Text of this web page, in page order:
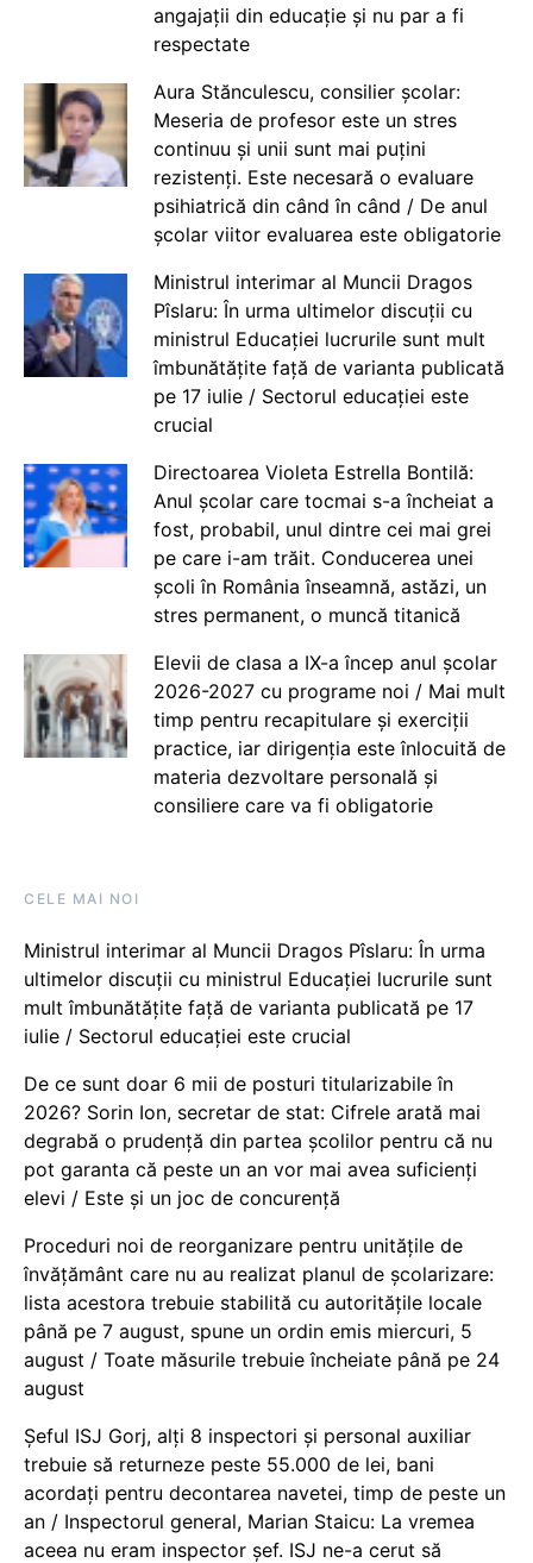
angajații din educație și nu par a fi
respectate
Aura Stănculescu, consilier școlar:
Meseria de profesor este un stres
continuu și unii sunt mai puțini
rezistenți. Este necesară o evaluare
psihiatrică din când în când / De anul
școlar viitor evaluarea este obligatorie
Ministrul interimar al Muncii Dragos
Pîslaru: În urma ultimelor discuții cu
ministrul Educației lucrurile sunt mult
îmbunătățite față de varianta publicată
pe 17 iulie / Sectorul educației este
crucial
Directoarea Violeta Estrella Bontilă:
Anul școlar care tocmai s-a încheiat a
fost, probabil, unul dintre cei mai grei
pe care i-am trăit. Conducerea unei
școli în România înseamnă, astăzi, un
stres permanent, o muncă titanică
Elevii de clasa a IX-a încep anul școlar
2026-2027 cu programe noi / Mai mult
timp pentru recapitulare și exerciții
practice, iar dirigenția este înlocuită de
materia dezvoltare personală și
consiliere care va fi obligatorie
CELE MAI NOI
Ministrul interimar al Muncii Dragos Pîslaru: În urma
ultimelor discuții cu ministrul Educației lucrurile sunt
mult îmbunătățite față de varianta publicată pe 17
iulie / Sectorul educației este crucial
De ce sunt doar 6 mii de posturi titularizabile în
2026? Sorin Ion, secretar de stat: Cifrele arată mai
degrabă o prudență din partea școlilor pentru că nu
pot garanta că peste un an vor mai avea suficienți
elevi / Este și un joc de concurență
Proceduri noi de reorganizare pentru unitățile de
învățământ care nu au realizat planul de școlarizare:
lista acestora trebuie stabilită cu autoritățile locale
până pe 7 august, spune un ordin emis miercuri, 5
august / Toate măsurile trebuie încheiate până pe 24
august
Șeful ISJ Gorj, alți 8 inspectori și personal auxiliar
trebuie să returneze peste 55.000 de lei, bani
acordați pentru decontarea navetei, timp de peste un
an / Inspectorul general, Marian Staicu: La vremea
aceea nu eram inspector șef. ISJ ne-a cerut să